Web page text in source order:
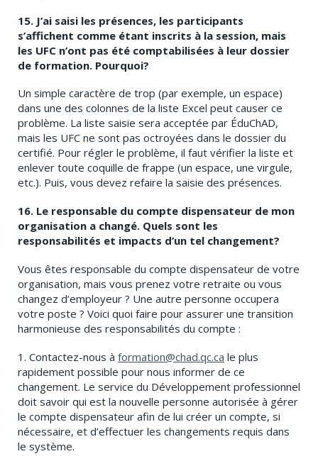
15. J’ai saisi les présences, les participants
s’affichent comme étant inscrits à la session, mais
les UFC n’ont pas été comptabilisées à leur dossier
de formation. Pourquoi?
Un simple caractère de trop (par exemple, un espace)
dans une des colonnes de la liste Excel peut causer ce
problème. La liste saisie sera acceptée par ÉduChAD,
mais les UFC ne sont pas octroyées dans le dossier du
certifié. Pour régler le problème, il faut vérifier la liste et
enlever toute coquille de frappe (un espace, une virgule,
etc.). Puis, vous devez refaire la saisie des présences.
16. Le responsable du compte dispensateur de mon
organisation a changé. Quels sont les
responsabilités et impacts d’un tel changement?
Vous êtes responsable du compte dispensateur de votre
organisation, mais vous prenez votre retraite ou vous
changez d’employeur ? Une autre personne occupera
votre poste ? Voici quoi faire pour assurer une transition
harmonieuse des responsabilités du compte :
1. Contactez-nous à formation@chad.qc.ca le plus
rapidement possible pour nous informer de ce
changement. Le service du Développement professionnel
doit savoir qui est la nouvelle personne autorisée à gérer
le compte dispensateur afin de lui créer un compte, si
nécessaire, et d’effectuer les changements requis dans
le système.